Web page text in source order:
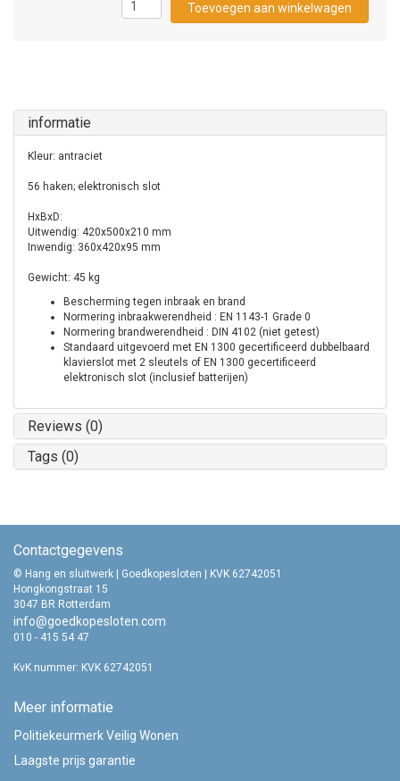
Toevoegen aan winkelwagen
informatie
Kleur: antraciet
56 haken; elektronisch slot
HxBxD:
Uitwendig: 420x500x210 mm
Inwendig: 360x420x95 mm
Gewicht: 45 kg
Bescherming tegen inbraak en brand
Normering inbraakwerendheid : EN 1143-1 Grade 0
Normering brandwerendheid : DIN 4102 (niet getest)
Standaard uitgevoerd met EN 1300 gecertificeerd dubbelbaard
klavierslot met 2 sleutels of EN 1300 gecertificeerd
elektronisch slot (inclusief batterijen)​​
Reviews (0)
Tags (0)
Contactgegevens
© Hang en sluitwerk | Goedkopesloten | KVK 62742051
Hongkongstraat 15
3047 BR Rotterdam
info@goedkopesloten.com
010 - 415 54 47
KvK nummer: KVK 62742051
Meer informatie
Politiekeurmerk Veilig Wonen
Laagste prijs garantie